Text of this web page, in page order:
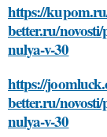
https://
better.ru/
nulya-v-30
https://
better.ru/
nulya-v-30